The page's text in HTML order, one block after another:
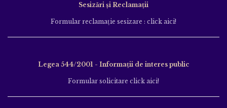
Sesizări și Reclamații
Formular reclamație sesizare : click aici!
Legea 544/2001 - Informații de interes public
Formular solicitare click aici!